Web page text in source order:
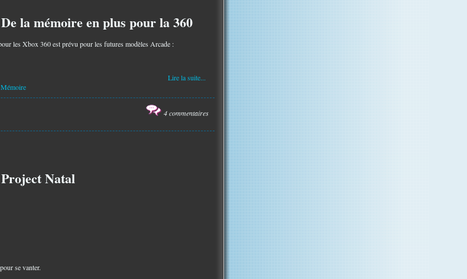
la mémoire en plus pour la 360
les Xbox 360 est prévu pour les futures modèles Arcade :
Lire la suite...
Mémoire
4 commentaires
Natal
se vanter.